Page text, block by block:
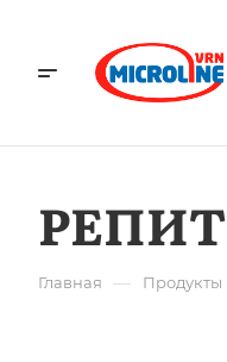
Главная — Продукты